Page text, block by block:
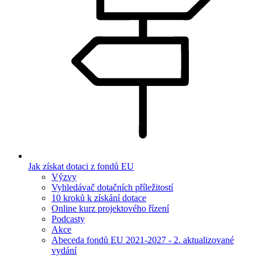
Jak získat dotaci z fondů EU
Výzvy
Vyhledávač dotačních příležitostí
10 kroků k získání dotace
Online kurz projektového řízení
Podcasty
Akce
Abeceda fondů EU 2021-2027 - 2. aktualizované
vydání